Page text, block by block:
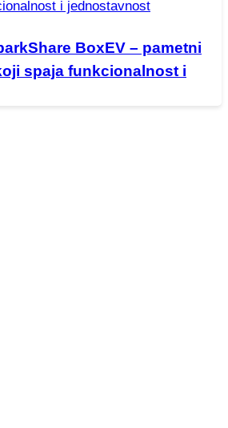
BoxEV – pametni
spaja funkcionalnost i